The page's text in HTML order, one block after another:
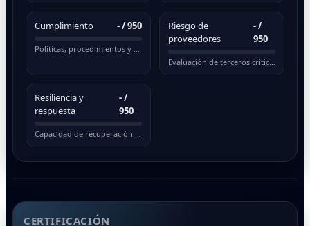
Cumplimiento -/ 950
Políticas, procedimientos y normativas
Riesgo de
proveedores
-/
950
Evaluación de terceros críticos
Resiliencia y
respuesta
-/
950
Capacidad de recuperación ante incidentes
CERTIFICACIÓN